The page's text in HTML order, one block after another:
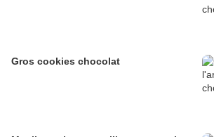
Gros cookies chocolat